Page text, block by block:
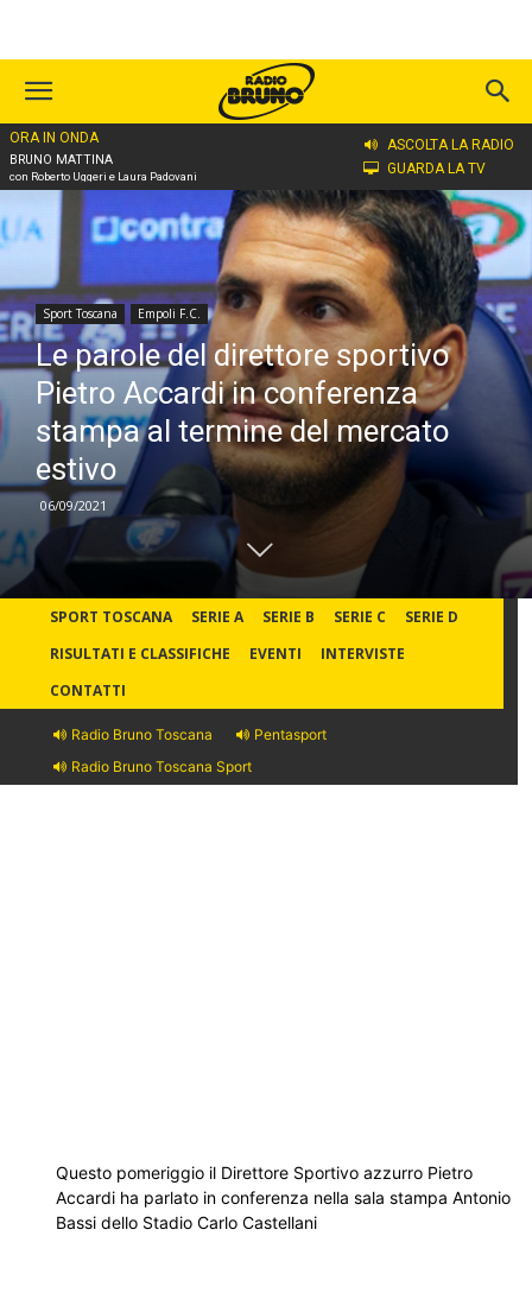
ORA IN ONDA
BRUNO MATTINA
con Roberto Uggeri e Laura Padovani
ASCOLTA LA RADIO
GUARDA LA TV
Home
Sport Toscana Empoli F.C.
Le parole del direttore sportivo
Pietro Accardi in conferenza
stampa al termine del mercato
estivo
06/09/2021
SPORT TOSCANA SERIE A SERIE B SERIE C
SERIE D
RISULTATI E CLASSIFICHE
EVENTI
INTERVISTE
CONTATTI
Radio Bruno Toscana
Pentasport
Radio Bruno Toscana Sport
Questo pomeriggio il Direttore Sportivo azzurro Pietro
Accardi ha parlato in conferenza nella sala stampa Antonio
Bassi dello Stadio Carlo Castellani